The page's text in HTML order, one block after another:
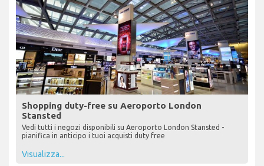
Shopping duty-free su Aeroporto London
Stansted
Vedi tutti i negozi disponibili su Aeroporto London Stansted -
pianifica in anticipo i tuoi acquisti duty free
Visualizza...